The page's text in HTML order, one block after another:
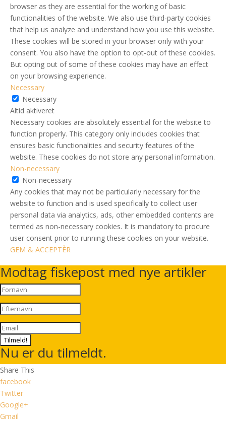
browser as they are essential for the working of basic
functionalities of the website. We also use third-party cookies
that help us analyze and understand how you use this website.
These cookies will be stored in your browser only with your
consent. You also have the option to opt-out of these cookies.
But opting out of some of these cookies may have an effect
on your browsing experience.
Necessary
Necessary
Altid aktiveret
Necessary cookies are absolutely essential for the website to
function properly. This category only includes cookies that
ensures basic functionalities and security features of the
website. These cookies do not store any personal information.
Non-necessary
Non-necessary
Any cookies that may not be particularly necessary for the
website to function and is used specifically to collect user
personal data via analytics, ads, other embedded contents are
termed as non-necessary cookies. It is mandatory to procure
user consent prior to running these cookies on your website.
GEM & ACCEPTÈR
Modtag fiskepost med nye artikler
Tilmeld!
Nu er du tilmeldt.
Share This
facebook
Twitter
Google+
Gmail